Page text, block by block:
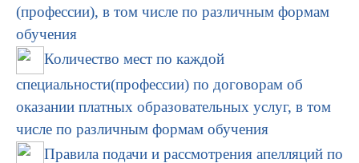
(профессии), в том числе по различным формам
обучения
Количество мест по каждой
специальности(профессии) по договорам об
оказании платных образовательных услуг, в том
числе по различным формам обучения
Правила подачи и рассмотрения апелляций по